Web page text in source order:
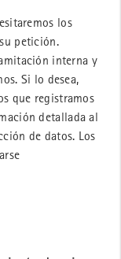
los
petición.
interna y
Si lo desea,
que registramos
detallada al
de datos. Los